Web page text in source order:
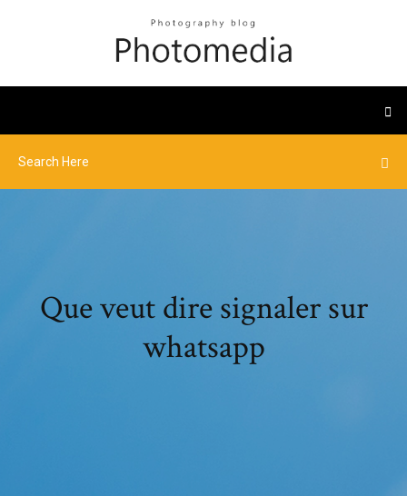
Que veut dire signaler sur
whatsapp